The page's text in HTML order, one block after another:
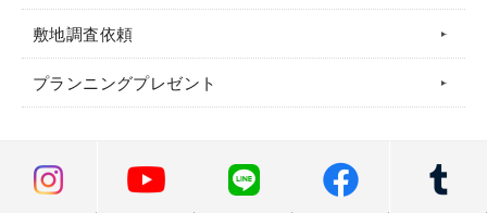
敷地調査依頼
プランニングプレゼント